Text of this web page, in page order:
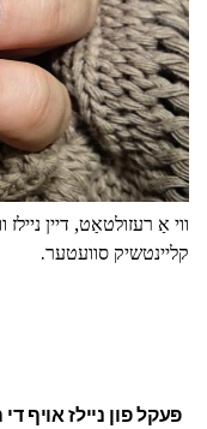
ווי אַ רעזולטאַט, דיין ניילז
קליינטשיק סוועטער.
פּעקל פון ניילז אויף